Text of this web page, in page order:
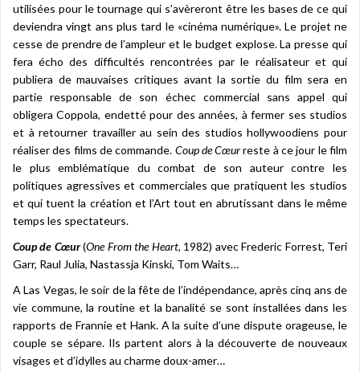
utilisées pour le tournage qui s’avèreront être les bases de ce qui
deviendra vingt ans plus tard le «cinéma numérique». Le projet ne
cesse de prendre de l’ampleur et le budget explose. La presse qui
fera écho des difficultés rencontrées par le réalisateur et qui
publiera de mauvaises critiques avant la sortie du film sera en
partie responsable de son échec commercial sans appel qui
obligera Coppola, endetté pour des années, à fermer ses studios
et à retourner travailler au sein des studios hollywoodiens pour
réaliser des films de commande. Coup deCœurreste à ce jour le film
le plus emblématique du combat de son auteur contre les
politiques agressives et commerciales que pratiquent les studios
et qui tuent la création et l’Art tout en abrutissant dans le même
temps les spectateurs.
Coup de Cœur (One From the Heart, 1982) avec Frederic Forrest, Teri
Garr, Raul Julia, Nastassja Kinski, Tom Waits…
A Las Vegas, le soir de la fête de l’indépendance, après cinq ans de
vie commune, la routine et la banalité se sont installées dans les
rapports de Frannie et Hank. A la suite d’une dispute orageuse, le
couple se sépare. Ils partent alors à la découverte de nouveaux
visages et d’idylles au charme doux-amer…